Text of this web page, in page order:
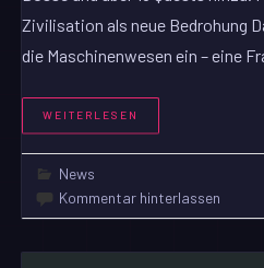
Zivilisation als neue Bedrohung
die Maschinenwesen ein – eine
WEITERLESEN
News
Kommentar hinterlassen